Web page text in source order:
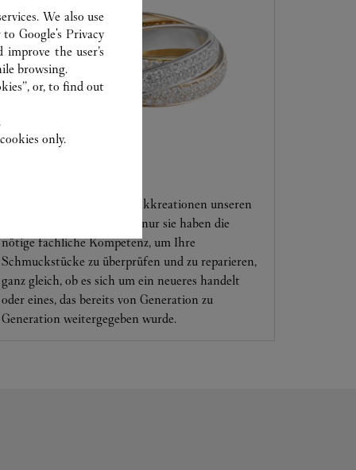
Vertrauen Sie Ihre Schmuckkreationen unseren
Cartier-Experten an, denn nur sie haben die
nötige fachliche Kompetenz, um Ihre
Schmuckstücke zu überprüfen und zu reparieren,
ganz gleich, ob es sich um ein neueres handelt
oder eines, das bereits von Generation zu
Generation weitergegeben wurde.
We also use
toGoogle's Privacy
the user’s
browsing.
or, to find out
only.